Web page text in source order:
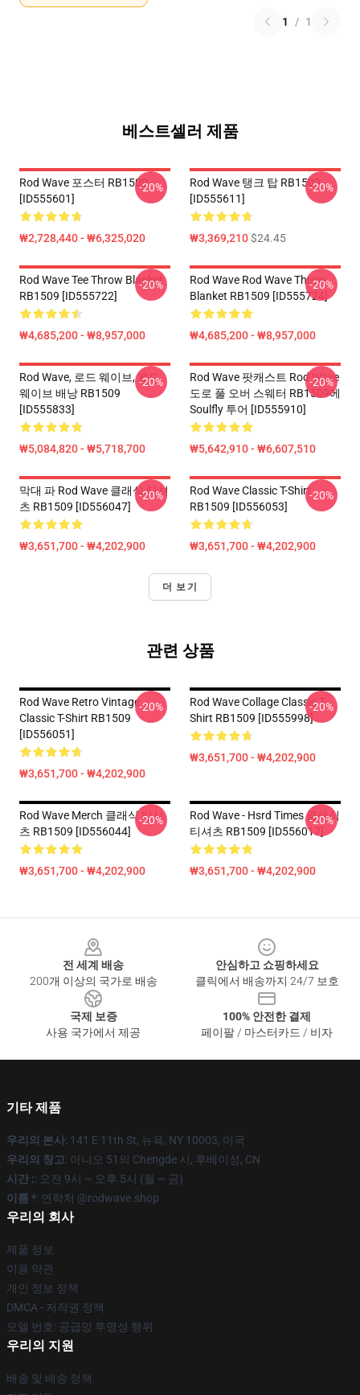
1 / 1
베스트셀러 제품
Rod Wave 포스터 RB1509
[ID555601]
₩2,728,440 - ₩6,325,020
-20%
Rod Wave 탱크 탑 RB1509
[ID555611]
₩3,369,210$24.45
-20%
Rod Wave Tee Throw Blanket
RB1509 [ID555722]
₩4,685,200 - ₩8,957,000
-20%
Rod Wave Rod Wave Throw
Blanket RB1509 [ID555724]
₩4,685,200 - ₩8,957,000
-20%
Rod Wave, 로드 웨이브, 로드
웨이브 배낭 RB1509
[ID555833]
₩5,084,820 - ₩5,718,700
-20%
Rod Wave 팟캐스트 Rod Wave
도로 풀 오버 스웨터 RB1509에
Soulfly 투어 [ID555910]
₩5,642,910 - ₩6,607,510
-20%
막대 파 Rod Wave 클래식 티셔
츠 RB1509 [ID556047]
₩3,651,700 - ₩4,202,900
-20%
Rod Wave Classic T-Shirt
RB1509 [ID556053]
₩3,651,700 - ₩4,202,900
-20%
더 보기
관련 상품
Rod Wave Retro Vintage
Classic T-Shirt RB1509
[ID556051]
₩3,651,700 - ₩4,202,900
-20%
Rod Wave Collage Classic T-
Shirt RB1509 [ID555998]
₩3,651,700 - ₩4,202,900
-20%
Rod Wave Merch 클래식 티셔
츠 RB1509 [ID556044]
₩3,651,700 - ₩4,202,900
-20%
Rod Wave - Hsrd Times 클래식
티셔츠 RB1509 [ID556017]
₩3,651,700 - ₩4,202,900
-20%
전 세계 배송
200개 이상의 국가로 배송
안심하고 쇼핑하세요
클릭에서 배송까지 24/7 보호
국제 보증
사용 국가에서 제공
100% 안전한 결제
페이팔 / 마스터카드 / 비자
기타 제품
우리의 본사: 141 E 11th St, 뉴욕, NY 10003, 미국
우리의 창고: 아니오 51의 Chengde 시, 후베이성, CN
시간 :: 오전 9시 ~ 오후 5시 (월 ~ 금)
이름 *: 연락처 @rodwave.shop
우리의 회사
제품 정보
이용 약관
개인 정보 정책
DMCA - 저작권 정책
모델 번호: 공급망 투명성 행위
우리의 지원
배송 및 배송 정책